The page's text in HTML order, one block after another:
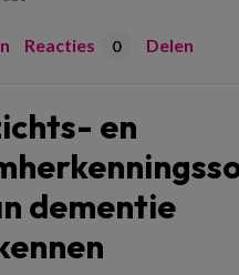
Reacties 0 Delen
en
dementie